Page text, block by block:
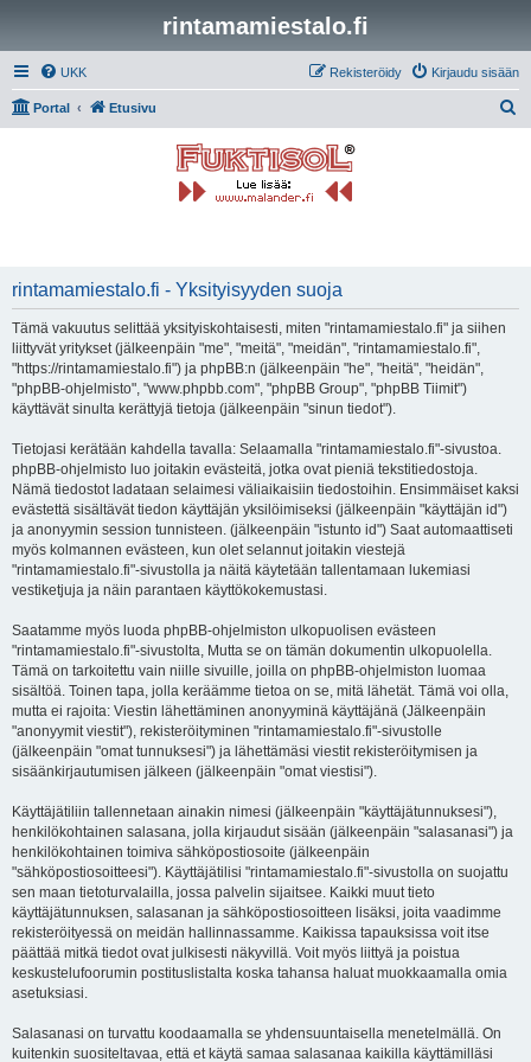
rintamamiestalo.fi
UKK Kirjaudu sisään
Rekisteröidy
Portal Etusivu
rintamamiestalo.fi - Yksityisyyden suoja
Tämä vakuutus selittää yksityiskohtaisesti, miten "rintamamiestalo.fi" ja siihen
liittyvät yritykset (jälkeenpäin "me", "meitä", "meidän", "rintamamiestalo.fi",
"https://rintamamiestalo.fi") ja phpBB:n (jälkeenpäin "he", "heitä", "heidän",
"phpBB-ohjelmisto", "www.phpbb.com", "phpBB Group", "phpBB Tiimit")
käyttävät sinulta kerättyjä tietoja (jälkeenpäin "sinun tiedot").
Tietojasi kerätään kahdella tavalla: Selaamalla "rintamamiestalo.fi"-sivustoa.
phpBB-ohjelmisto luo joitakin evästeitä, jotka ovat pieniä tekstitiedostoja.
Nämä tiedostot ladataan selaimesi väliaikaisiin tiedostoihin. Ensimmäiset kaksi
evästettä sisältävät tiedon käyttäjän yksilöimiseksi (jälkeenpäin "käyttäjän id")
ja anonyymin session tunnisteen. (jälkeenpäin "istunto id") Saat automaattiseti
myös kolmannen evästeen, kun olet selannut joitakin viestejä
"rintamamiestalo.fi"-sivustolla ja näitä käytetään tallentamaan lukemiasi
vestiketjuja ja näin parantaen käyttökokemustasi.
Saatamme myös luoda phpBB-ohjelmiston ulkopuolisen evästeen
"rintamamiestalo.fi"-sivustolta, Mutta se on tämän dokumentin ulkopuolella.
Tämä on tarkoitettu vain niille sivuille, joilla on phpBB-ohjelmiston luomaa
sisältöä. Toinen tapa, jolla keräämme tietoa on se, mitä lähetät. Tämä voi olla,
mutta ei rajoita: Viestin lähettäminen anonyyminä käyttäjänä (Jälkeenpäin
"anonyymit viestit"), rekisteröityminen "rintamamiestalo.fi"-sivustolle
(jälkeenpäin "omat tunnuksesi") ja lähettämäsi viestit rekisteröitymisen ja
sisäänkirjautumisen jälkeen (jälkeenpäin "omat viestisi").
Käyttäjätiliin tallennetaan ainakin nimesi (jälkeenpäin "käyttäjätunnuksesi"),
henkilökohtainen salasana, jolla kirjaudut sisään (jälkeenpäin "salasanasi") ja
henkilökohtainen toimiva sähköpostiosoite (jälkeenpäin
"sähköpostiosoitteesi"). Käyttäjätilisi "rintamamiestalo.fi"-sivustolla on suojattu
sen maan tietoturvalailla, jossa palvelin sijaitsee. Kaikki muut tieto
käyttäjätunnuksen, salasanan ja sähköpostiosoitteen lisäksi, joita vaadimme
rekisteröityessä on meidän hallinnassamme. Kaikissa tapauksissa voit itse
päättää mitkä tiedot ovat julkisesti näkyvillä. Voit myös liittyä ja poistua
keskustelufoorumin postituslistalta koska tahansa haluat muokkaamalla omia
asetuksiasi.
Salasanasi on turvattu koodaamalla se yhdensuuntaisella menetelmällä. On
kuitenkin suositeltavaa, että et käytä samaa salasanaa kaikilla käyttämilläsi